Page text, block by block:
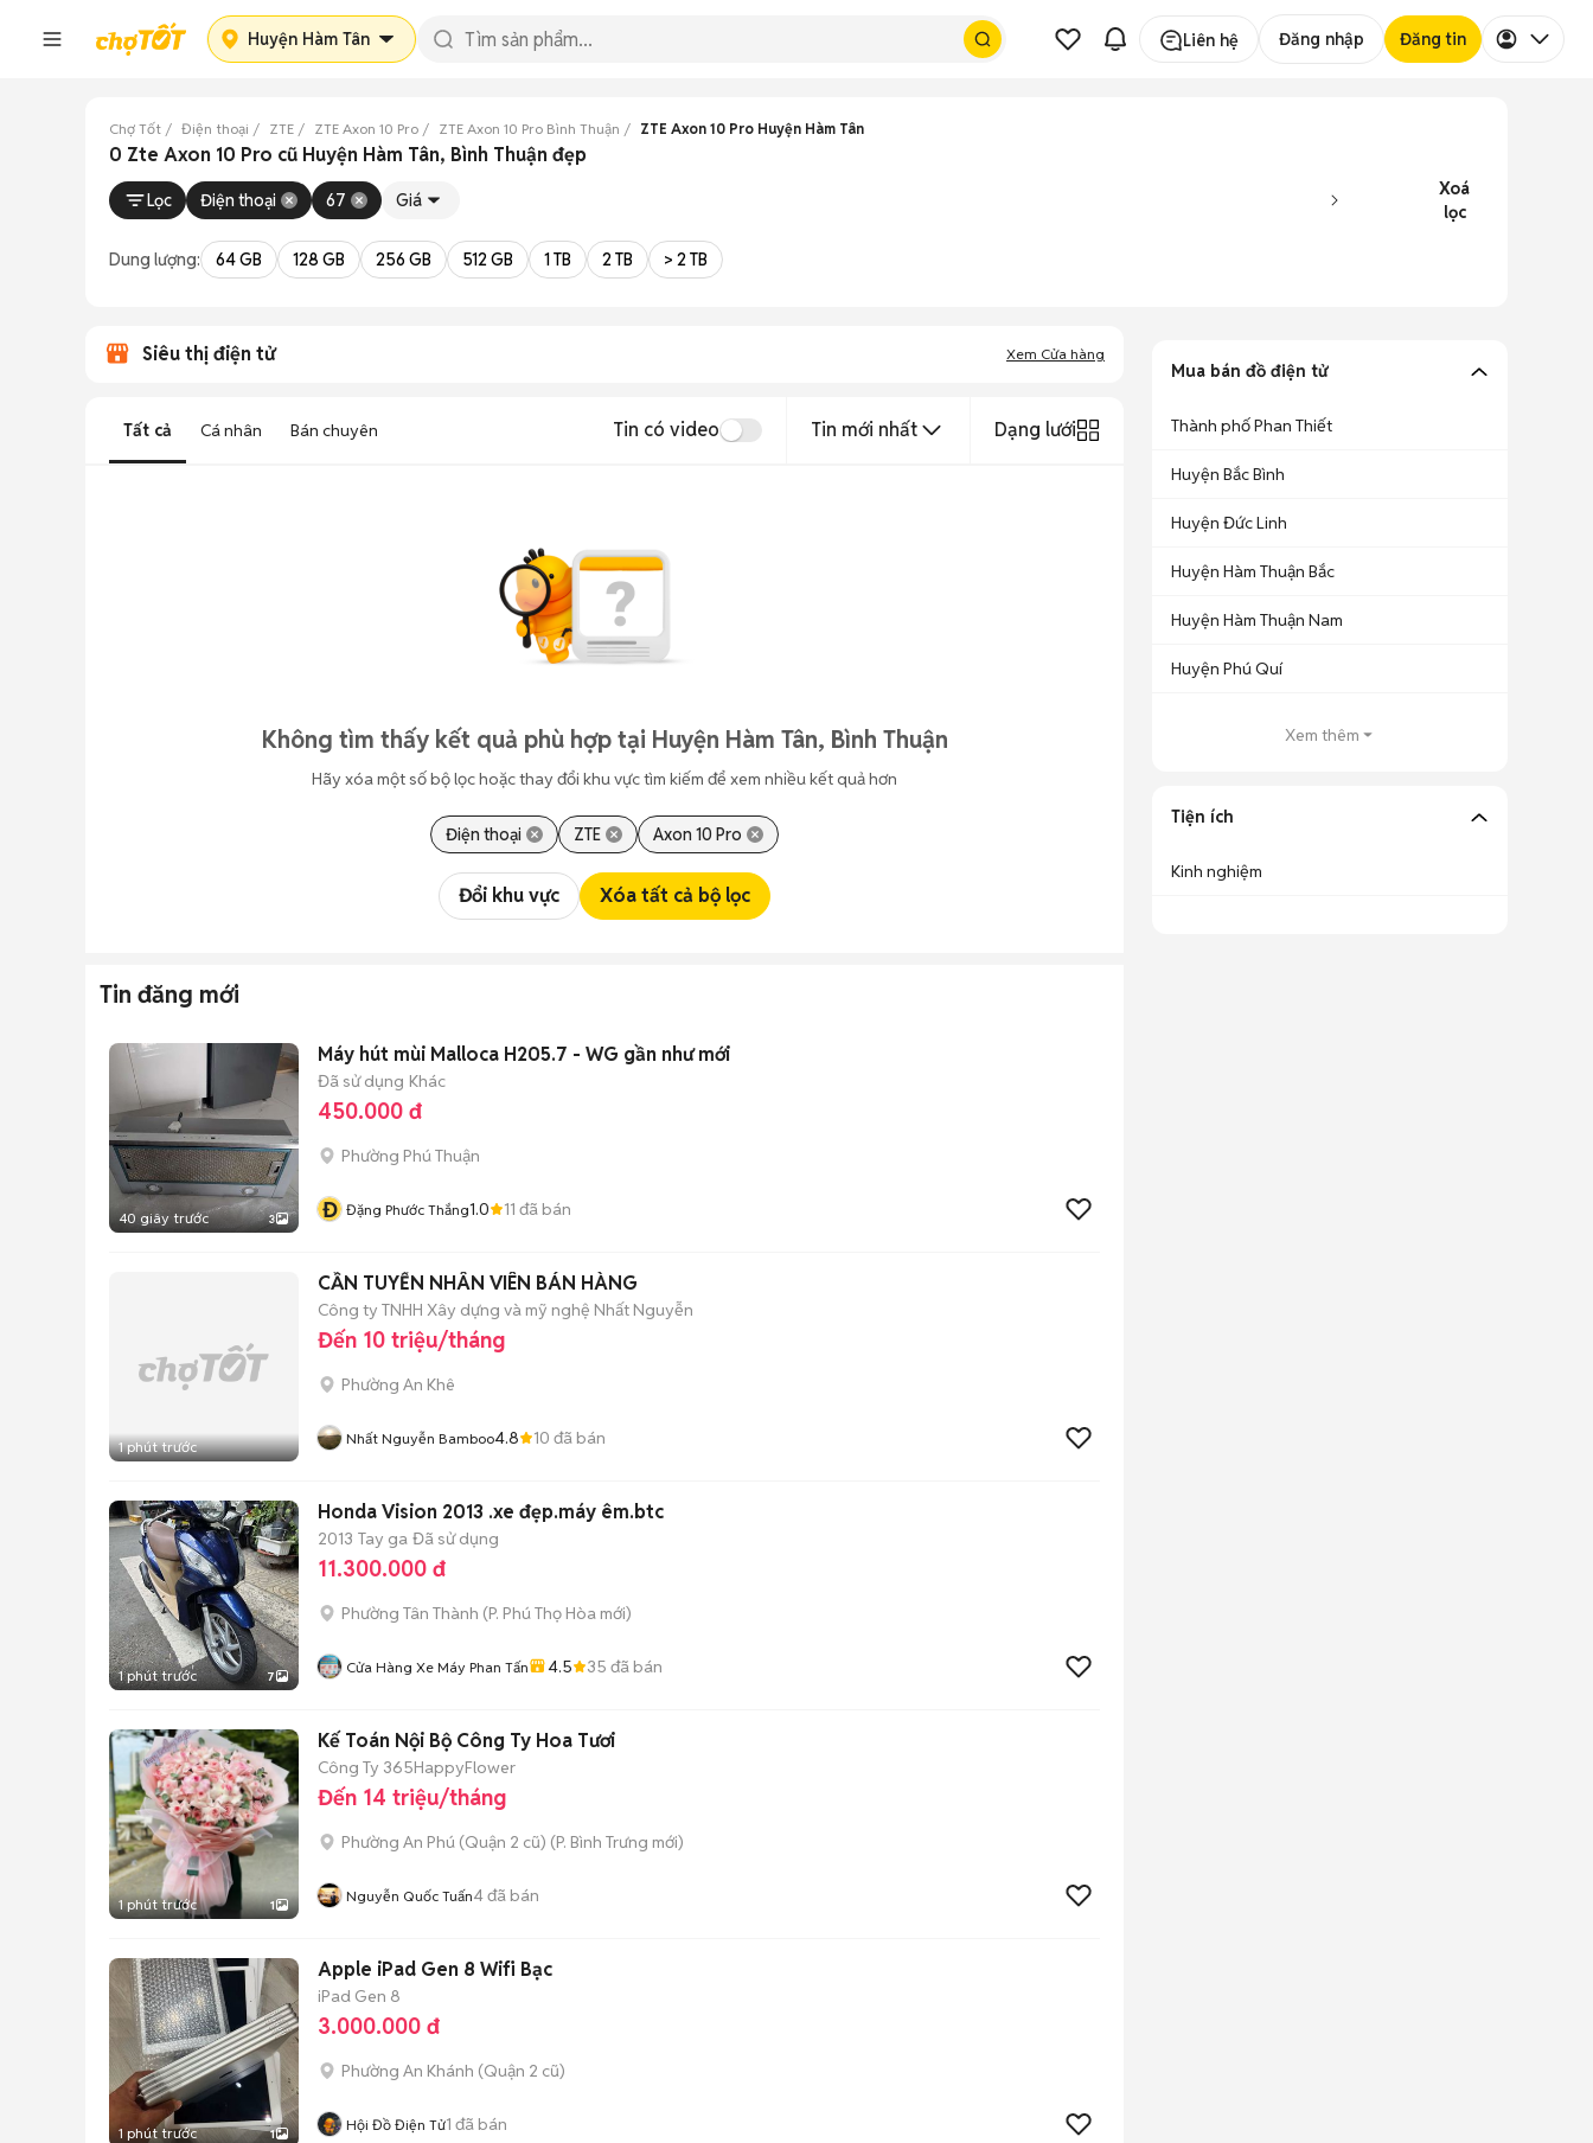
Huyện Hàm Tân Liên hệ Đăng nhập Đăng tin
Chợ Tốt Điện thoại ZTE ZTE Axon 10 Pro ZTE Axon 10 Pro Bình Thuận ZTE Axon 10 Pro Huyện Hàm Tân
0 Zte Axon 10 Pro cũ Huyện Hàm Tân, Bình Thuận đẹp
Lọc Điện thoại 67 Giá
Xoá
lọc
Dung lượng: 64 GB 128 GB 256 GB 512 GB 1 TB 2 TB > 2 TB
Siêu thị điện tử Xem Cửa hàng
Tất cả Cá nhân Bán chuyên Tin có video Tin mới nhất Dạng lưới
Không tìm thấy kết quả phù hợp tại Huyện Hàm Tân, Bình Thuận
Hãy xóa một số bộ lọc hoặc thay đổi khu vực tìm kiếm để xem nhiều kết quả hơn
Điện thoại ZTE Axon 10 Pro
Đổi khu vực Xóa tất cả bộ lọc
Tin đăng mới
40 giây trước 3
Máy hút mùi Malloca H205.7 - WG gần như mới
Đã sử dụng Khác
450.000 đ
Phường Phú Thuận
Đ Đặng Phước Thắng1.0 11 đã bán
1 phút trước
CẦN TUYỂN NHÂN VIÊN BÁN HÀNG
Công ty TNHH Xây dựng và mỹ nghệ Nhất Nguyễn
Đến 10 triệu/tháng
Phường An Khê
Nhất Nguyễn Bamboo4.8 10 đã bán
1 phút trước 7
Honda Vision 2013 .xe đẹp.máy êm.btc
2013 Tay ga Đã sử dụng
11.300.000 đ
Phường Tân Thành (P. Phú Thọ Hòa mới)
Cửa Hàng Xe Máy Phan Tấn 4.5 35 đã bán
1 phút trước 1
Kế Toán Nội Bộ Công Ty Hoa Tươi
Công Ty 365HappyFlower
Đến 14 triệu/tháng
Phường An Phú (Quận 2 cũ) (P. Bình Trưng mới)
Nguyễn Quốc Tuấn4đã bán
1 phút trước 1
Apple iPad Gen 8 Wifi Bạc
iPad Gen 8
3.000.000 đ
Phường An Khánh (Quận 2 cũ)
Hội Đồ Điện Tử1 đã bán
Mua bán đồ điện tử
Thành phố Phan Thiết
Huyện Bắc Bình
Huyện Đức Linh
Huyện Hàm Thuận Bắc
Huyện Hàm Thuận Nam
Huyện Phú Quí
Xem thêm
Tiện ích
Kinh nghiệm